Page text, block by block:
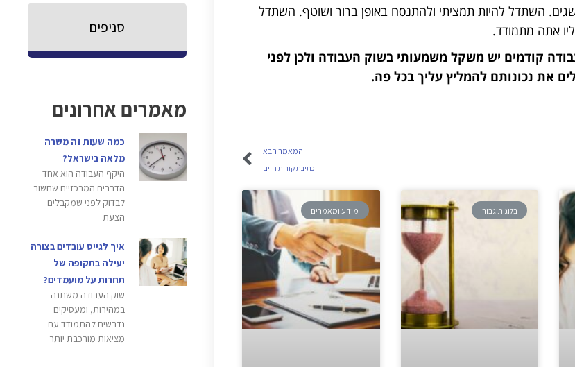
השתדל להיות תמציתי ולהתנסח באופן ברור ושוטף. השתדל
אתה מתמודד.
קודמים יש משקל משמעותי בשוק העבודה ולכן לפני
את נכונותם להמליץ עליך בכל פה.
המאמר הבא
כתיבת קורות חיים
בלוג תיגבור מידע ומאמרים
סניפים
מאמרים אחרונים
כמה שעות זה משרה
מלאה בישראל?
היקף העבודה הוא אחד
הדברים המרכזיים שחשוב
לבדוק לפני שמקבלים
הצעת
איך לגייס עובדים בצורה
יעילה בתקופה של
תחרות על מועמדים?
שוק העבודה משתנה
במהירות, ומעסיקים
נדרשים להתמודד עם
מציאות מורכבת יותר